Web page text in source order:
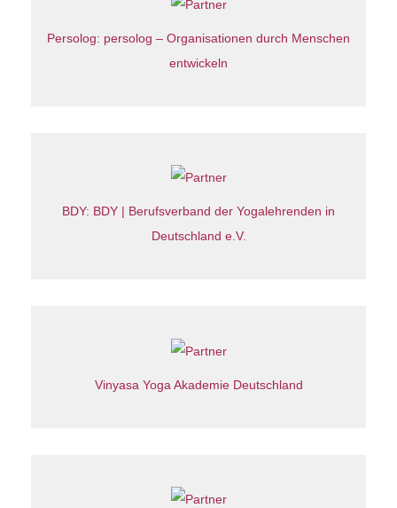
Persolog: persolog – Organisationen durch Menschen
entwickeln
BDY: BDY | Berufsverband der Yogalehrenden in
Deutschland e.V.
Vinyasa Yoga Akademie Deutschland